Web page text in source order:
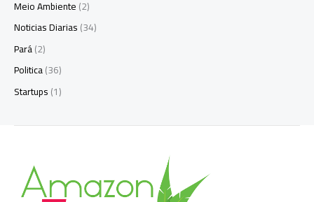
Meio Ambiente(2)
Noticias Diarias(34)
Pará(2)
Politica(36)
Startups(1)